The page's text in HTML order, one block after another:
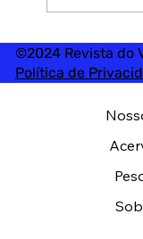
©2024 Revista
Política de